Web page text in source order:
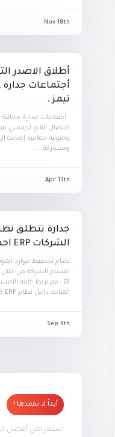
Nov 18th
أطلاق الاصدر
أجتماعات جدارة
تيمز .
أجتماعات جدارة
الاتصال التابع لجيتسي
وصوتية جماعية إضافة
ومشاركة ...
Apr 13th
جدارة تتطلق
الشركات ERP احصل علي نسختك الان !!
أقسام الشركة من
01 - قم بربط كافة
المتاحة داخل نظام ERP كبرنامج ...
Sep 9th
أبداً لا تفقدها !
استعراض أفضل